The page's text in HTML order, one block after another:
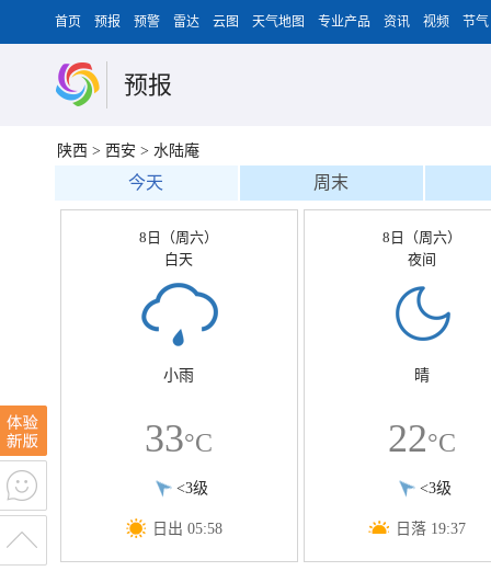
首页 预报 预警 雷达 云图 天气地图 专业产品 资讯 视频 节气
预报
陕西 > 西安 > 水陆庵
今天 周末
8日（周六）
白天
小雨
33°C
<3级
日出 05:58
8日（周六）
夜间
晴
22°C
<3级
日落 19:37